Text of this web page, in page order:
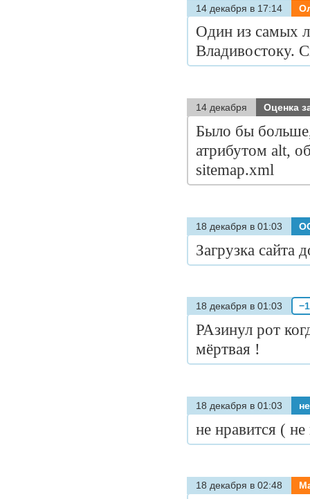
14 декабря в 17:14
Один из самых
Владивостоку.
14 декабря Оценка
Было бы
атрибутом alt,
sitemap.xml
18 декабря в 01:03
Загрузка сайта
18 декабря в 01:03 −1
РАзинул рот
мёртвая !
18 декабря в 01:03
не нравится (
18 декабря в 02:48